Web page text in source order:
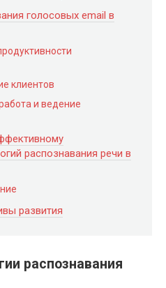
голосовых email в
клиентов
и ведение
распознавания речи в
развития
распознавания